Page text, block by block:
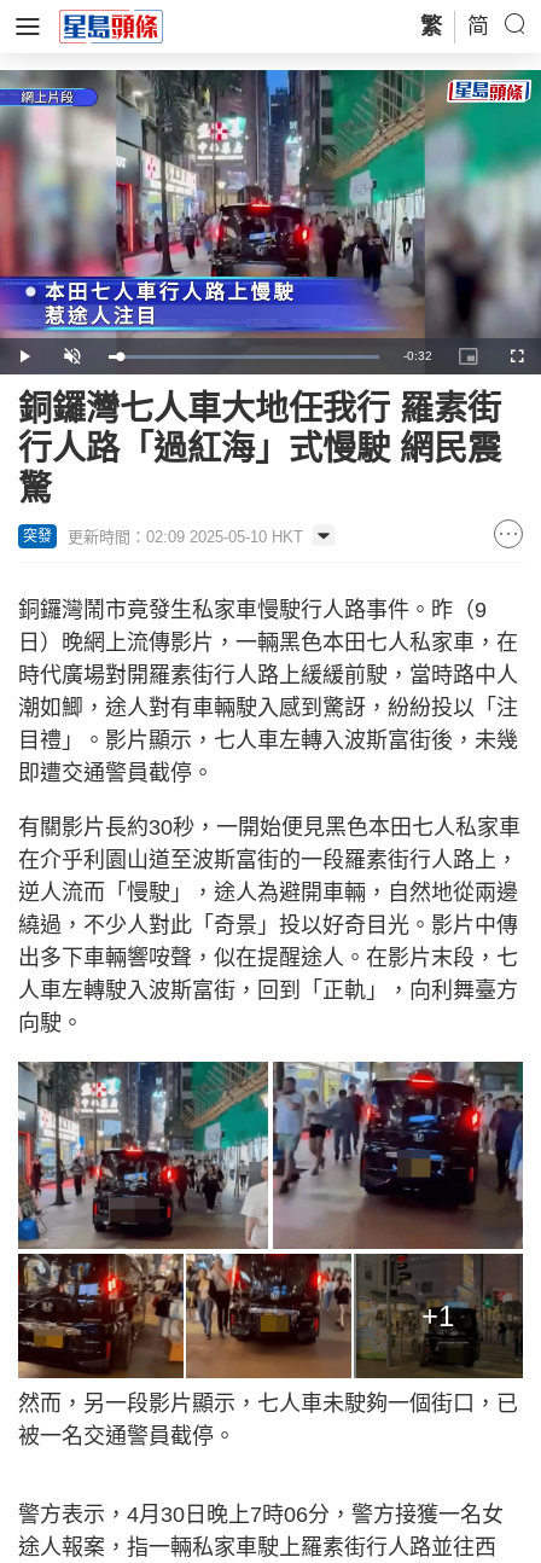
繁 简
Play Unmute Loaded:
100.00%
Remaining
Time
-0:32
Picture-
in-
銅鑼灣七人車大地任我行 羅素街
行人路「過紅海」式慢駛 網民震
驚
突發 更新時間：02:09 2025-05-10 HKT
銅鑼灣鬧市竟發生私家車慢駛行人路事件。昨（9
日）晚網上流傳影片，一輛黑色本田七人私家車，在
時代廣場對開羅素街行人路上緩緩前駛，當時路中人
潮如鯽，途人對有車輛駛入感到驚訝，紛紛投以「注
目禮」。影片顯示，七人車左轉入波斯富街後，未幾
即遭交通警員截停。
有關影片長約30秒，一開始便見黑色本田七人私家車
在介乎利園山道至波斯富街的一段羅素街行人路上，
逆人流而「慢駛」，途人為避開車輛，自然地從兩邊
繞過，不少人對此「奇景」投以好奇目光。影片中傳
出多下車輛響咹聲，似在提醒途人。在影片末段，七
人車左轉駛入波斯富街，回到「正軌」，向利舞臺方
向駛。
+1
然而，另一段影片顯示，七人車未駛夠一個街口，已
被一名交通警員截停。
警方表示，4月30日晚上7時06分，警方接獲一名女
途人報案，指一輛私家車駛上羅素街行人路並往西